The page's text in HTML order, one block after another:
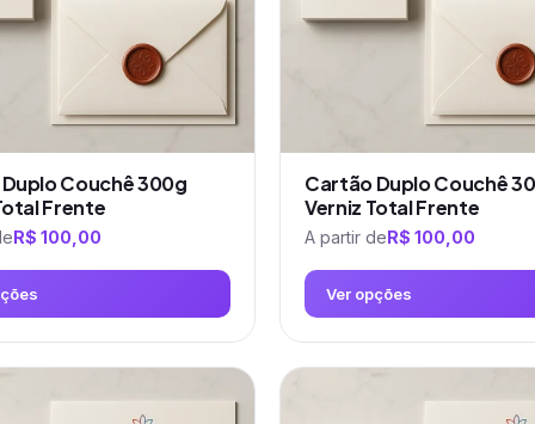
escolhidas
produto
Couchê 300g
Frente
R$ 100,00
Cartão Duplo Couchê
Verniz Total Frente
A partir deR$ 100,00
Ver opções
produto